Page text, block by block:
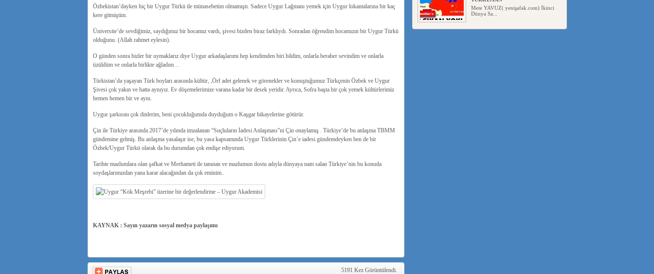
Özbekistan’dayken hiç bir Uygur Türkü ile münasebetim olmamıştı. Sadece Uygur Lağmanı yemek için Uygur lokantalarına bir kaç
kere gitmiştim.
Üniversite’de sevdiğimiz, saydığımız bir hocamız vardı, şivesi bizden biraz farklıydı. Sonradan öğrendim hocamızın bir Uygur Türkü
olduğunu. (Allah rahmet eylesin).
O günden sonra bizler bir uymaklarız diye Uygur arkadaşlarımı hep kendimden biri bildim, onlarla beraber sevindim ve onlarla
üzüldüm ve onlarla birlikte ağladım…
Türkistan’da yaşayan Türk boyları arasında kültür, ,Örf adet gelenek ve görenekler ve konuştuğumuz Türkçenin Özbek ve Uygur
Şivesi çok yakın ve hatta aynıyız. Ev döşemelerimize varana kadar bir desek yeridir. Ayrıca, Sofra başta bir çok yemek kültürlerimiz
hemen hemen bir ve aynı.
Uygur şarkısını çok dinlerim, beni çocukluğumda duyduğum o Kaşgar hikayelerine götürür.
Çin ile Türkiye arasında 2017’de yılında imzalanan “Suçluların İadesi Anlaşması”ni Çin onaylamış . Türkiye’de bu anlaşma TBMM
gündemine gelmiş. Bu anlaşma yasalaşır ise, bu yasa kapsamında Uygur Türklerinin Çin’e iadesi gündemdeyken ben de bir
Özbek/Uygur Türkü olarak da bu durumdan çok endişe ediyorum.
Tarihte mazlumlara olan şafkat ve Merhameti ile tanınan ve mazlumun dostu adıyla dünyaya nam salan Türkiye’nin bu konuda
soydaşlarımızdan yana karar alacağından da çok eminim..
KAYNAK : Sayın yazarın sosyal medya paylaşımı
5191 Kez Görüntülendi.
Mete YAVUZ( yenişafak.com) İkinci
Dünya Sa...
ÇİN’İN UYGUR POLİTİKALARINI